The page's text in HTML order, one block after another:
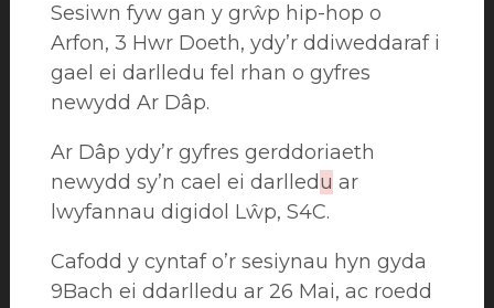
Sesiwn fyw gan y grŵp hip-hop o
Arfon, 3 Hwr Doeth, ydy’r ddiweddaraf i
gael ei darlledu fel rhan o gyfres
newydd Ar Dâp.
Ar Dâp ydy’r gyfres gerddoriaeth
newydd sy’n cael ei darlledu ar
lwyfannau digidol Lŵp, S4C.
Cafodd y cyntaf o’r sesiynau hyn gyda
9Bach ei ddarlledu ar 26 Mai, ac roedd